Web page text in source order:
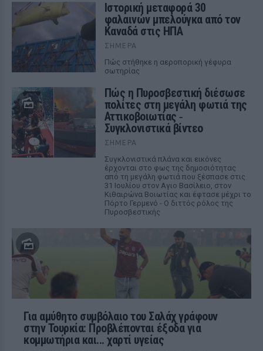
Ιστορική μεταφορά 30
φαλαινών μπελούγκα από τον
Καναδά στις ΗΠΑ
ΣΉΜΕΡΑ
Πώς στήθηκε η αεροπορική γέφυρα
σωτηρίας
Πώς η Πυροσβεστική διέσωσε
πολίτες στη μεγάλη φωτιά της
Αττικοβοιωτίας ‑
Συγκλονιστικά βίντεο
ΣΉΜΕΡΑ
Συγκλονιστικά πλάνα και εικόνες
έρχονται στο φως της δημοσιότητας
από τη μεγάλη φωτιά που ξέσπασε στις
31 Ιουλίου στον Αγιο Βασίλειο, στον
Κιθαιρώνα Βοιωτίας και έφτασε μέχρι το
Πόρτο Γερμενό - Ο διττός ρόλος της
Πυροσβεστικής
Για αμύθητο συμβόλαιο του Σαλάχ γράφουν
στην Τουρκία: Προβλέπονται έξοδα για
κομμωτήρια και... χαρτί υγείας